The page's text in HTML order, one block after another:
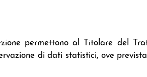
permettono al Titolare del
di dati statistici, ove